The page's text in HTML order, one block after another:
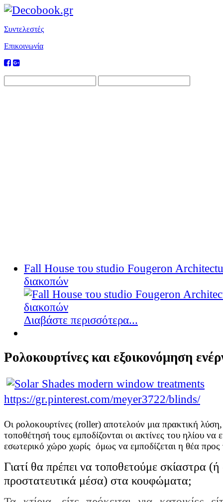
Συντελεστές
Επικοινωνία
Fall House του studio Fougeron
διακοπών
Διαβάστε περισσότερα...
Ρολοκουρτίνες και εξοικονόμηση
https://gr.pinterest.com/meyer3722/blinds/
Οι ρολοκουρτίνες (roller) αποτελούν μια πρακτική
τοποθέτησή τους εμποδίζονται οι ακτίνες του ηλίου να
εσωτερικό χώρο χωρίς όμως να εμποδίζεται η θέα
Γιατί θα πρέπει να τοποθετούμε σκίαστρα
προστατευτικά μέσα) στα κουφώματα;